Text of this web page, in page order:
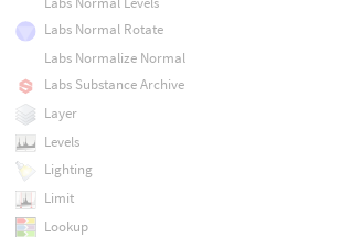
Labs Normal Rotate
Labs Normalize Normal
Labs Substance Archive
Layer
Levels
Lighting
Limit
Lookup